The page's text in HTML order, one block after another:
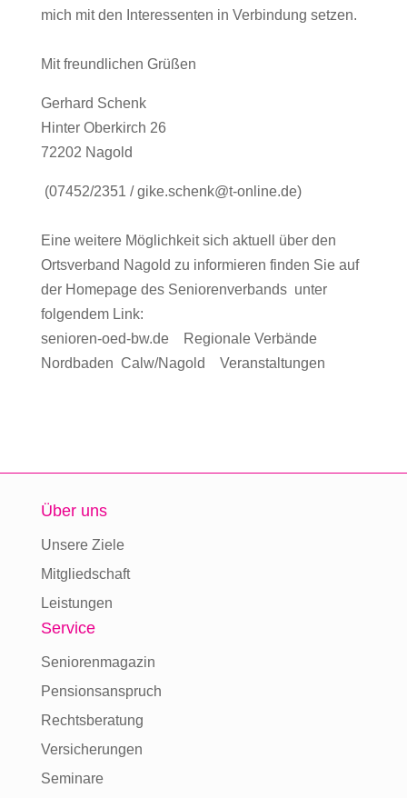
mich mit den Interessenten in Verbindung setzen.
Mit freundlichen Grüßen
Gerhard Schenk
Hinter Oberkirch 26
72202 Nagold
(07452/2351 / gike.schenk@t-online.de)
Eine weitere Möglichkeit sich aktuell über den
Ortsverband Nagold zu informieren finden Sie auf
der Homepage des Seniorenverbands unter
folgendem Link:
senioren-oed-bw.de Regionale Verbände
Nordbaden Calw/Nagold Veranstaltungen
Über uns
Unsere Ziele
Mitgliedschaft
Leistungen
Service
Seniorenmagazin
Pensionsanspruch
Rechtsberatung
Versicherungen
Seminare